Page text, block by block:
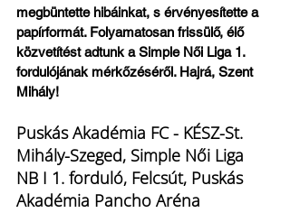
megbüntette hibáinkat, s érvényesítette a
papírformát. Folyamatosan frissülő, élő
közvetítést adtunk a Simple Női Liga 1.
fordulójának mérkőzéséről. Hajrá, Szent
Mihály!
Puskás Akadémia FC - KÉSZ-St.
Mihály-Szeged, Simple Női Liga
NB I 1. forduló, Felcsút, Puskás
Akadémia Pancho Aréna